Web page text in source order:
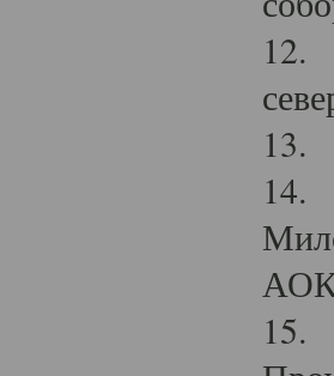
12.
13.
14.
15.